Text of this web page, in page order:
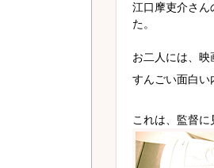
江口摩吏介さん
た。
お二人には、
すんごい面白い
これは、監督